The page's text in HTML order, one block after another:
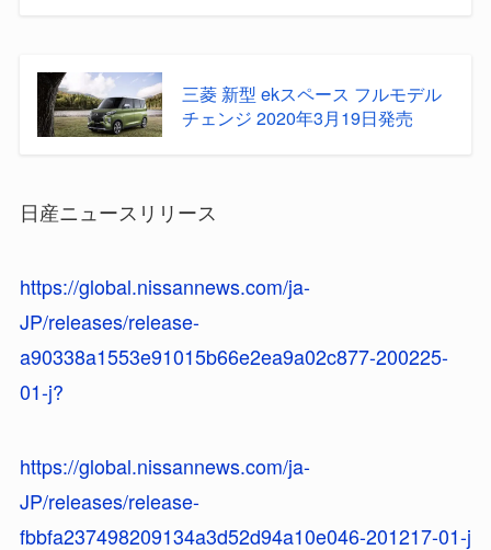
三菱 新型 ekスペース フルモデル
チェンジ 2020年3月19日発売
日産ニュースリリース
https://global.nissannews.com/ja-
JP/releases/release-
a90338a1553e91015b66e2ea9a02c877-200225-
01-j?
https://global.nissannews.com/ja-
JP/releases/release-
fbbfa237498209134a3d52d94a10e046-201217-01-j